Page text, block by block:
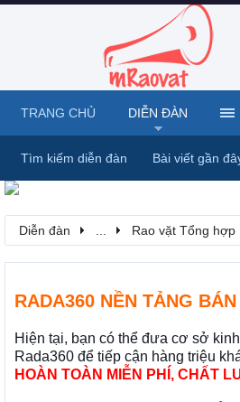
Diễn đàn Rao vặt Tổng hợp
RADA360 NỀN TẢNG
Hiện tại, bạn có thể đưa cơ sở
Rada360 để tiếp cận hàng triệu
HOÀN TOÀN MIỄN PHÍ, CHẤT
TRANG CHỦ DIỄN ĐÀN
Tìm kiếm diễn đàn Bài viết gần